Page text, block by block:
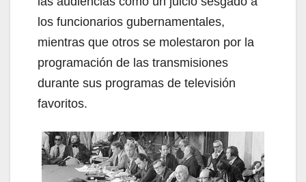
los funcionarios gubernamentales,
mientras que otros se molestaron por la
programación de las transmisiones
durante sus programas de televisión
favoritos.